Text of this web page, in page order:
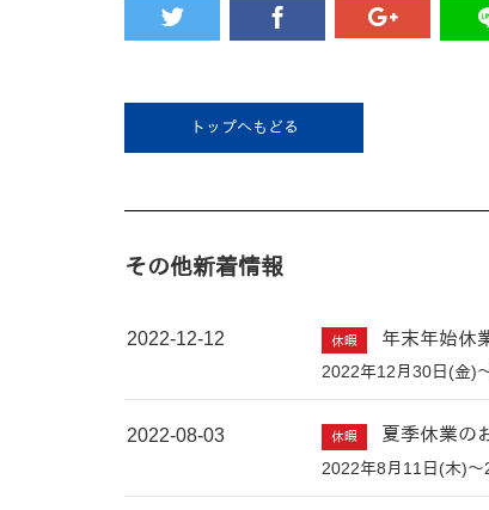
トップへもどる
その他新着情報
2022-12-12 休暇 年末年始休
2022年12月30日(金)
2022-08-03 休暇 夏季休業の
2022年8月11日(木)